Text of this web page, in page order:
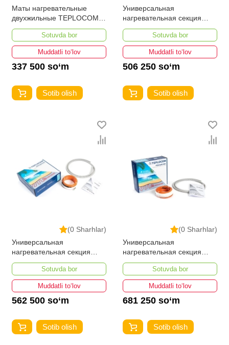
Маты нагревательные
двухжильные TEPLOCOM
МНД-0,5-80 ВТ
Sotuvda bor
Muddatli to‘lov
337 500 so‘m
Sotib olish
Универсальная
нагревательная секция
TEPLOCOM НК-11-200 Вт
Sotuvda bor
Muddatli to‘lov
506 250 so‘m
Sotib olish
(0 Sharhlar)
Универсальная
нагревательная секция
TEPLOCOM НК-15-300 Вт
Sotuvda bor
Muddatli to‘lov
562 500 so‘m
Sotib olish
(0 Sharhlar)
Универсальная
нагревательная секция
TEPLOCOM НК-21-400 Вт
Sotuvda bor
Muddatli to‘lov
681 250 so‘m
Sotib olish